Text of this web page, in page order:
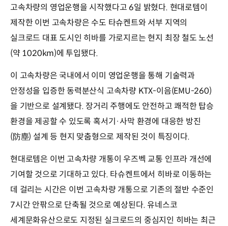
고속차량의 영업운행을 시작했다고 6일 밝혔다. 현대로템이
제작한 이번 고속차량은 수도 타슈켄트와 서부 지역의
실크로드 대표 도시인 히바를 가로지르는 현지 최장 철도 노선
(약 1020km)에 투입됐다.
이 고속차량은 국내에서 이미 영업운행을 통해 기술력과
안정성을 입증한 동력분산식 고속차량 KTX-이음(EMU-260)
을 기반으로 설계됐다. 장거리 주행에도 안전하고 쾌적한 탑승
환경을 제공할 수 있도록 혹서기·사막 환경에 대응한 방진
(防塵) 설계 등 현지 맞춤형으로 제작된 것이 특징이다.
현대로템은 이번 고속차량 개통이 우즈벡 교통 인프라 개선에
기여할 것으로 기대하고 있다. 타슈켄트에서 히바로 이동하는
데 걸리는 시간은 이번 고속차량 개통으로 기존의 절반 수준인
7시간 안팎으로 단축될 것으로 예상된다. 유네스코
세계문화유산으로도 지정된 실크로드의 중심지인 히바는 최근